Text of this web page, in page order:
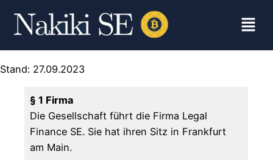
Stand: 27.09.2023
§ 1 Firma
Die Gesellschaft führt die Firma Legal
Finance SE. Sie hat ihren Sitz in Frankfurt
am Main.